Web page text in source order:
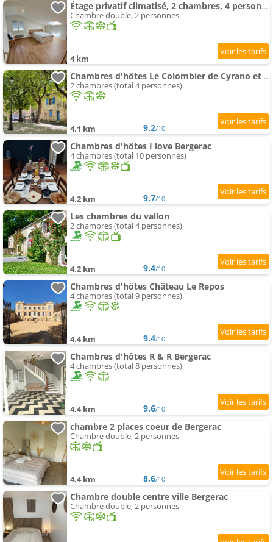
Étage privatif climatisé, 2 chambres, 4 personnes
Chambre double, 2 personnes
4 km
Chambres d'hôtes Le Colombier de Cyrano et Roxane
2 chambres (total 4 personnes)
4.1 km 9.2/10
Chambres d'hôtes I love Bergerac
4 chambres (total 10 personnes)
4.2 km 9.7/10
Les chambres du vallon
2 chambres (total 4 personnes)
4.2 km 9.4/10
Chambres d'hôtes Château Le Repos
4 chambres (total 9 personnes)
4.4 km 9.4/10
Chambres d'hôtes R & R Bergerac
4 chambres (total 8 personnes)
4.4 km 9.6/10
chambre 2 places coeur de Bergerac
Chambre double, 2 personnes
4.4 km 8.6/10
Chambre double centre ville Bergerac
Chambre double, 2 personnes